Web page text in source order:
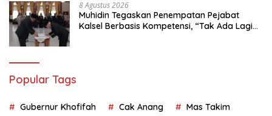
8 Agustus 2026
Muhidin Tegaskan Penempatan Pejabat
Kalsel Berbasis Kompetensi, “Tak Ada Lagi
Popular Tags
Gubernur Khofifah Cak Anang Mas Takim